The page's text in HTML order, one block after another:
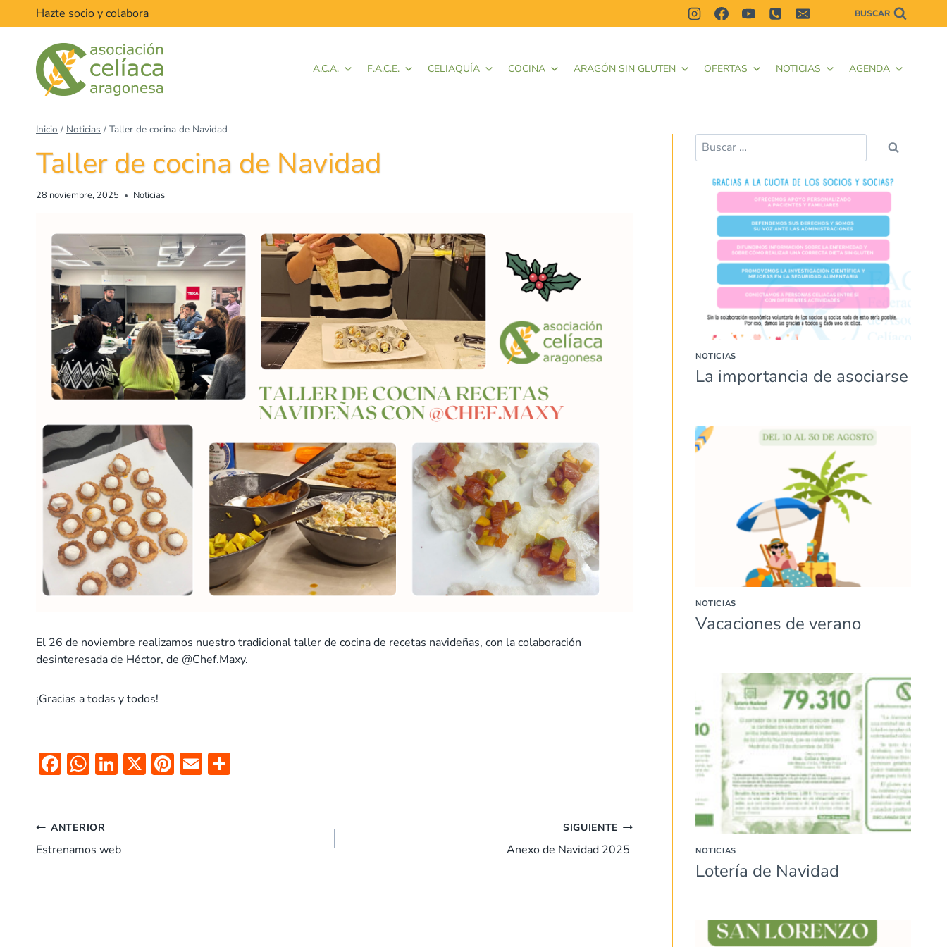
al
Hazte socio y colabora BUSCAR
A.C.A. F.A.C.E. CELIAQUÍA COCINA ARAGÓN SIN GLUTEN OFERTAS NOTICIAS AGENDA
Inicio / Noticias / Taller de cocina de Navidad
Taller de cocina de Navidad
28 noviembre, 2025 Noticias
El 26 de noviembre realizamos nuestro tradicional taller de cocina de recetas navideñas, con la colaboración
desinteresada de Héctor, de @Chef.Maxy.
¡Gracias a todas y todos!
F
b
o
W
s
A
Li
dI
X Pi E
Navegación
de
ANTERIOR
Estrenamos web
SIGUIENTE
Anexo de Navidad 2025
Buscar:
NOTICIAS
La importancia de asociarse
NOTICIAS
Vacaciones de verano
NOTICIAS
Lotería de Navidad